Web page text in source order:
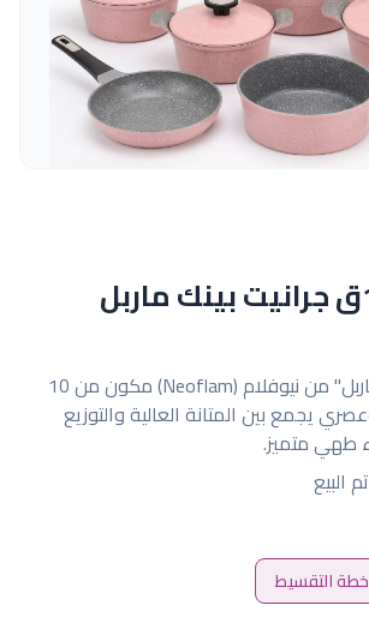
طقم حلل 10ق جرانيت بينك ماربل
طقم حلل جرانيت "ماربل" من نيوفلام (Neoflam) مكون من 10
يجمع بين المتانة العالية والتوزيع
طهي متميز.